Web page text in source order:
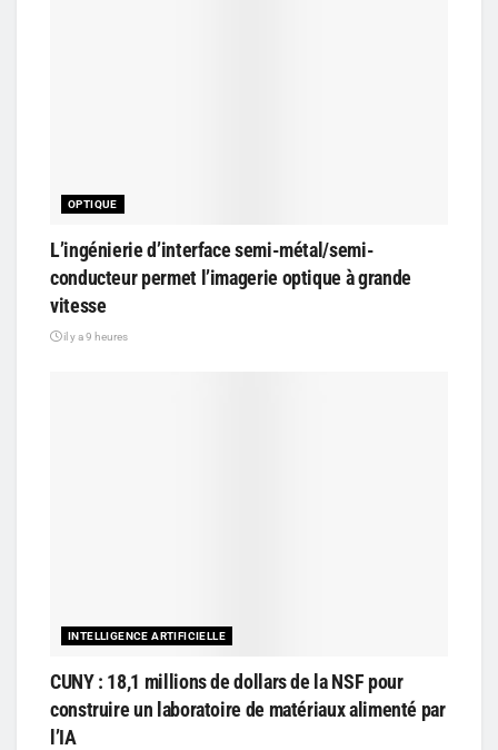
OPTIQUE
L’ingénierie d’interface semi-métal/semi-
conducteur permet l’imagerie optique à grande
vitesse
il y a 9 heures
INTELLIGENCE ARTIFICIELLE
CUNY : 18,1 millions de dollars de la NSF pour
construire un laboratoire de matériaux alimenté par
l’IA